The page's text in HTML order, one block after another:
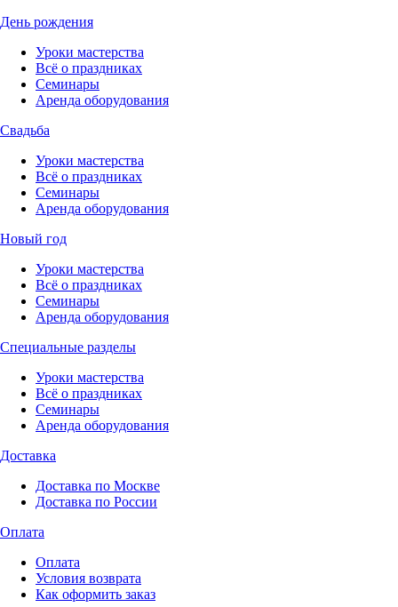
День рождения
Уроки мастерства
Всё о праздниках
Семинары
Аренда оборудования
Свадьба
Уроки мастерства
Всё о праздниках
Семинары
Аренда оборудования
Новый год
Уроки мастерства
Всё о праздниках
Семинары
Аренда оборудования
Специальные разделы
Уроки мастерства
Всё о праздниках
Семинары
Аренда оборудования
Доставка
Доставка по Москве
Доставка по России
Оплата
Оплата
Условия возврата
Как оформить заказ